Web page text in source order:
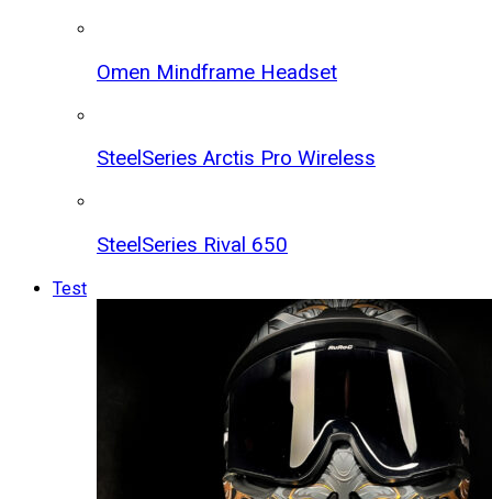
Omen Mindframe Headset
SteelSeries Arctis Pro Wireless
SteelSeries Rival 650
Test